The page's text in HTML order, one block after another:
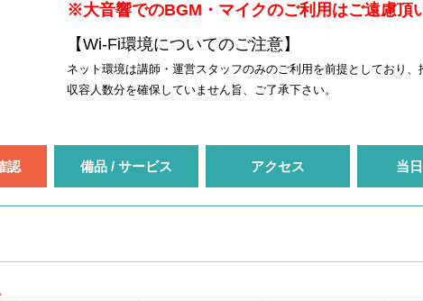
※大音響でのBGM・マイクのご利用はご遠慮頂
【Wi-Fi環境についてのご注意】
ネット環境は講師・運営スタッフのみのご利用を前提としており
収容人数分を確保していません旨、ご了承下さい。
認 備品 / サービス アクセス 当